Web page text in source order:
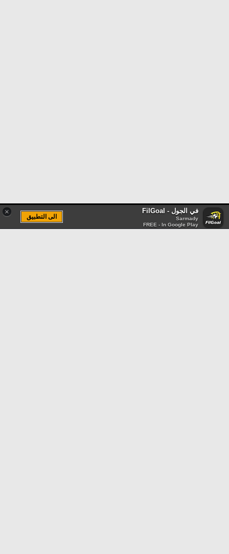
× في الجول - FilGoal
Sarmady
FREE - In Google Play
الى التطبيق